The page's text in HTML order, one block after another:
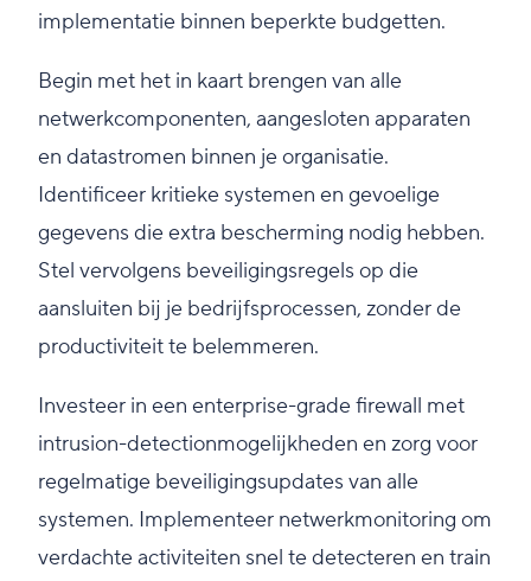
implementatie binnen beperkte budgetten.
Begin met het in kaart brengen van alle
netwerkcomponenten, aangesloten apparaten
en datastromen binnen je organisatie.
Identificeer kritieke systemen en gevoelige
gegevens die extra bescherming nodig hebben.
Stel vervolgens beveiligingsregels op die
aansluiten bij je bedrijfsprocessen, zonder de
productiviteit te belemmeren.
Investeer in een enterprise-grade firewall met
intrusion-detectionmogelijkheden en zorg voor
regelmatige beveiligingsupdates van alle
systemen. Implementeer netwerkmonitoring om
verdachte activiteiten snel te detecteren en train